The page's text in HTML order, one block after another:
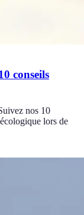
conseils
nos 10
lors de